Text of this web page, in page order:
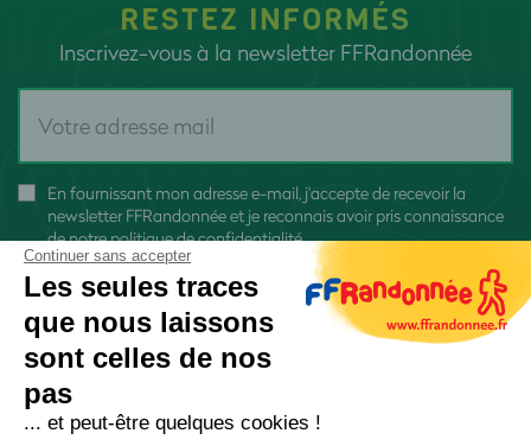
RESTEZ INFORMÉS
Inscrivez-vous à la newsletter FFRandonnée
En fournissant mon adresse e-mail, j'accepte de recevoir la
newsletter FFRandonnée et je reconnais avoir pris connaissance
denotre politique de confidentialité
Continuer sans accepter
Les seules traces
que nous laissons
sont celles de nos
pas
... et peut-être quelques cookies !